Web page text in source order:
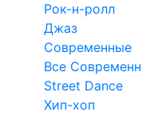
Рок-н-ролл
Джаз
Современные
Все
Street Dance
Хип-хоп